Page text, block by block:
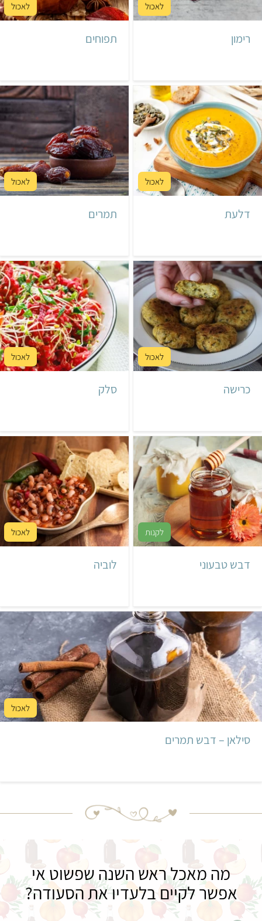
רימון תפוחים
דלעת תמרים
כרישה סלק
דבש טבעוני לוביה
סילאן – דבש תמרים
מה מאכל ראש השנה שפשוט אי
אפשר לקיים בלעדיו את הסעודה?